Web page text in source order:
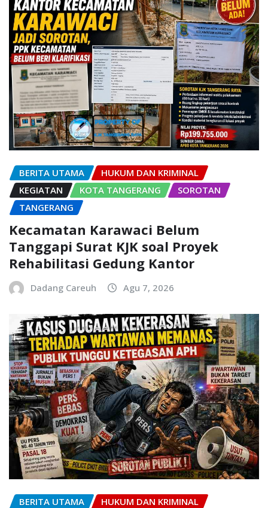
BERITA UTAMA
HUKUM DAN KRIMINAL
KEGIATAN
KOTA TANGERANG
SOROTAN
TANGERANG
Kecamatan Karawaci Belum
Tanggapi Surat KJK soal Proyek
Rehabilitasi Gedung Kantor
Dadang Careuh Agu 7, 2026
BERITA UTAMA
HUKUM DAN KRIMINAL